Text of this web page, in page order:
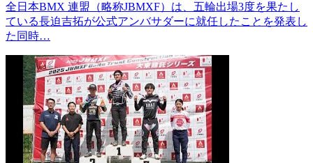
全日本BMX 連盟（略称JBMXF）は、五輪出場3度を果たし
ている長迫吉拓が公式アンバサダーに就任したことを発表し
た同時…